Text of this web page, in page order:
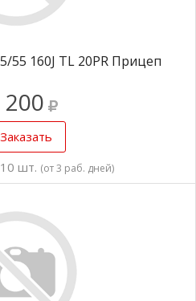
55 160J TL 20PR Прицеп
200
Заказать
шт. (от 3 раб. дней)